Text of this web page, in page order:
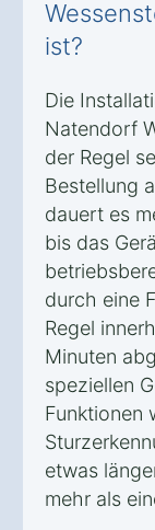
ist?
Die
Natendorf
der Regel
Bestellung
dauert es
bis das
durch eine
Regel
Minuten
speziellen
Funktionen
etwas
mehr als